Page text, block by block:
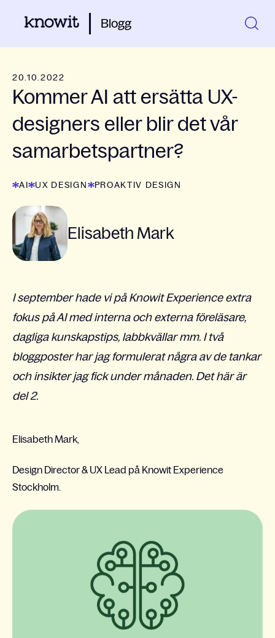
Blogg
20.10.2022
Kommer AI att ersätta UX-
designers eller blir det vår
samarbetspartner?
AI UX DESIGN PROAKTIV DESIGN
Elisabeth Mark
I september hade vi på Knowit Experience extra
fokus på AI med interna och externa föreläsare,
dagliga kunskapstips, labbkvällar mm. I två
bloggposter har jag formulerat några av de tankar
och insikter jag fick under månaden. Det här är
del 2.
Elisabeth Mark,
Design Director & UX Lead på Knowit Experience
Stockholm.